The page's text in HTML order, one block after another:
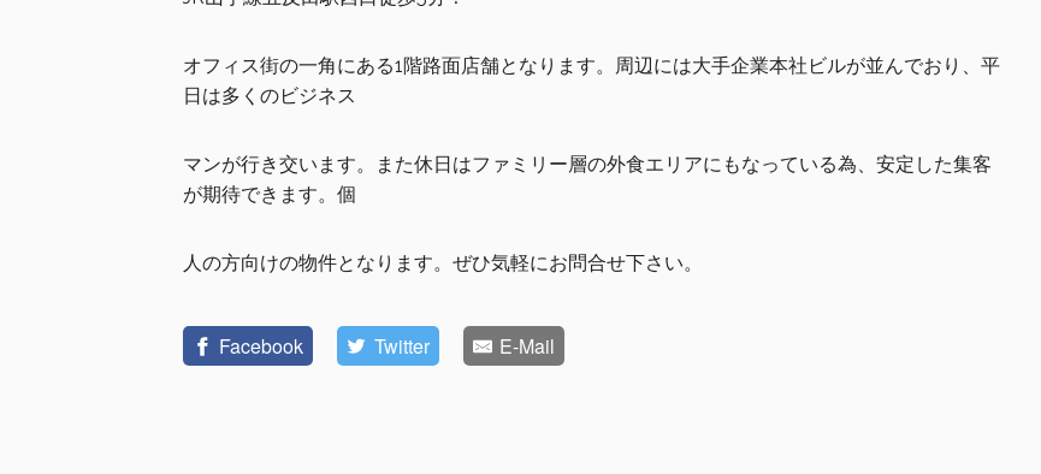
オフィス街の一角にある1階路面店舗となります。周辺には大手企業本社ビルが並んでおり、平
日は多くのビジネス
マンが行き交います。また休日はファミリー層の外食エリアにもなっている為、安定した集客
が期待できます。個
人の方向けの物件となります。ぜひ気軽にお問合せ下さい。
Facebook Twitter E-Mail